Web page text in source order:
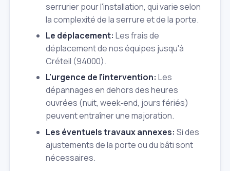
serrurier pour l'installation, qui varie selon
la complexité de la serrure et de la porte.
Le déplacement: Les frais de
déplacement de nos équipes jusqu'à
Créteil (94000).
L'urgence de l'intervention: Les
dépannages en dehors des heures
ouvrées (nuit, week‑end, jours fériés)
peuvent entraîner une majoration.
Les éventuels travaux annexes: Si des
ajustements de la porte ou du bâti sont
nécessaires.